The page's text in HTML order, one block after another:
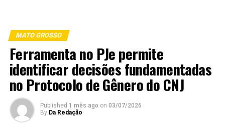
MATO GROSSO
Ferramenta no PJe permite
identificar decisões fundamentadas
no Protocolo de Gênero do CNJ
Published 1 mês ago on 03/07/2026
By Da Redação